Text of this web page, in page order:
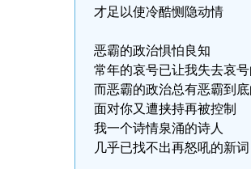
才足以使冷酷恻隐动情
恶霸的政治惧怕良知
常年的哀号已让我失去哀
而恶霸的政治总有恶霸到
面对你又遭挟持再被控制
我一个诗情泉涌的诗人
几乎已找不出再怒吼的新词